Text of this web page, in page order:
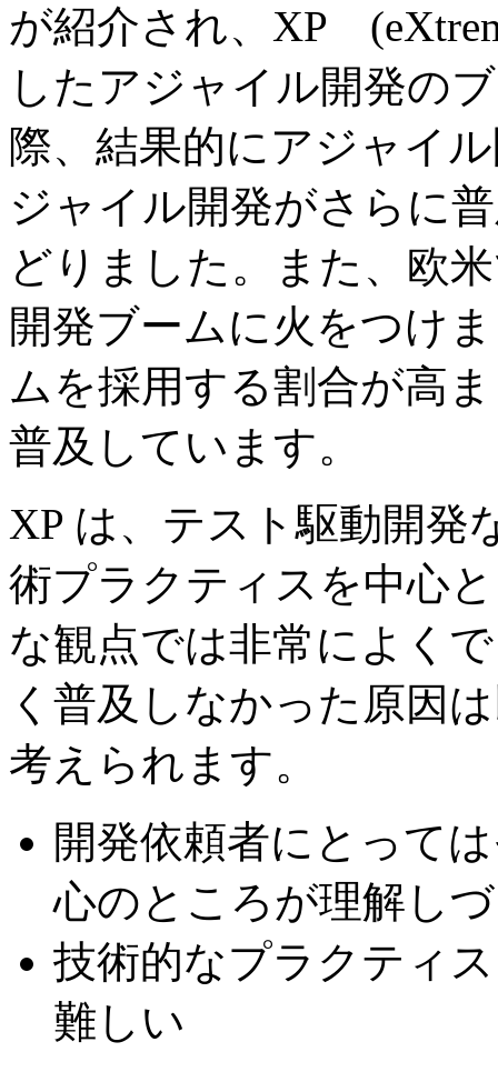
が紹介され、XP
したアジャイル開発の
際、結果的にアジャイ
ジャイル開発がさらに
どりました。また、欧
開発ブームに火をつけ
ムを採用する割合が高
普及しています。
XP は、テスト駆動開発
術プラクティスを中心
な観点では非常によく
く普及しなかった原因
考えられます。
開発依頼者にとって
心のところが理解し
技術的なプラクティ
難しい